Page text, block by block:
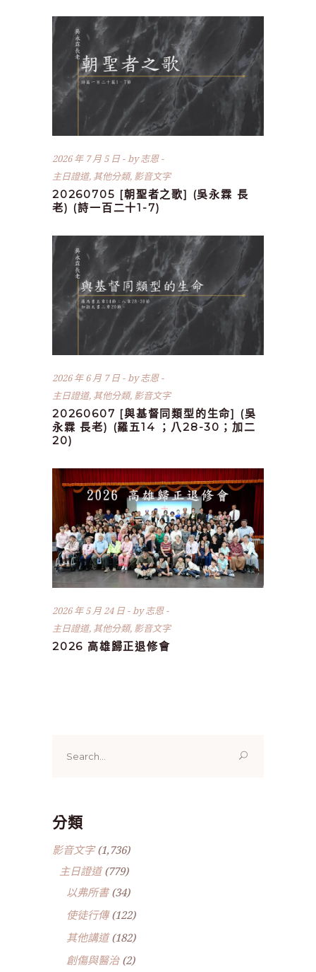
2026 年 7 月 5 日 by志恩
主日證道, 其他分類, 影音文字
20260705 [朝聖者之歌] (吳永霖 長
老) (詩一百二十1-7)
2026 年 6 月 7 日 by志恩
主日證道, 其他分類, 影音文字
20260607 [與基督同類型的生命] (吳
永霖 長老) (羅五14 ；八28-30；加二
20)
2026 年 5 月 24 日 by志恩
主日證道, 其他分類, 影音文字
2026 高雄歸正退修會
for:
分類
影音文字(1,736)
主日證道(779)
以弗所書(34)
使徒行傳(122)
其他講道(182)
創傷與醫治(2)